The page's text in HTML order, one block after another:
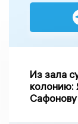
Из зала
колонию: